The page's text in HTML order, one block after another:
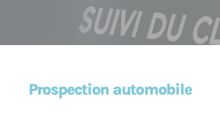
Prospection automobile